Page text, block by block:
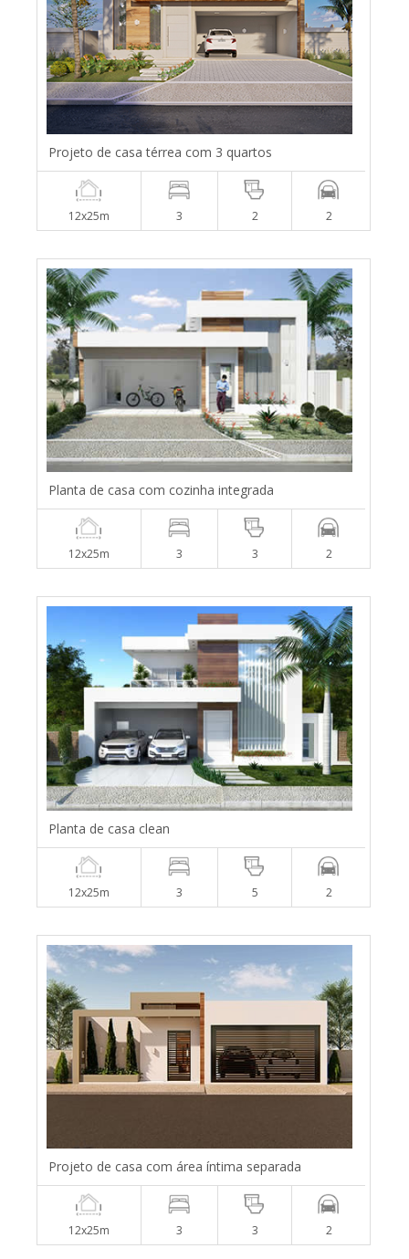
Projeto de casa térrea com 3 quartos
12x25m 3 2 2
Planta de casa com cozinha integrada
12x25m 3 3 2
Planta de casa clean
12x25m 3 5 2
Projeto de casa com área íntima separada
12x25m 3 3 2